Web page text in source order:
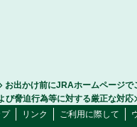
お出かけ前にJRAホームページで
び脅迫行為等に対する厳正な対応
リンク ご利用に際して